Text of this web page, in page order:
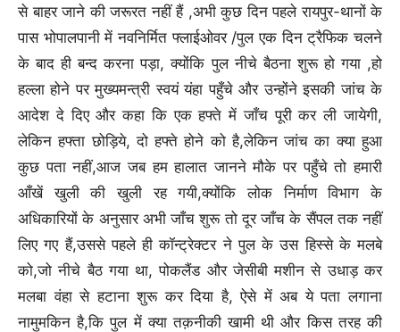
से बाहर जाने की जरूरत नहीं हैं ,अभी कुछ दिन पहले रायपुर-थानों के
पास भोपालपानी में नवनिर्मित फ्लाईओवर /पुल एक दिन ट्रैफिक चलने
के बाद ही बन्द करना पड़ा, क्योंकि पुल नीचे बैठना शुरू हो गया ,हो
हल्ला होने पर मुख्यमन्त्री स्वयं यंहा पहुँचे और उन्होंने इसकी जांच के
आदेश दे दिए और कहा कि एक हफ्ते में जाँच पूरी कर ली जायेगी,
लेकिन हफ्ता छोड़िये, दो हफ्ते होने को है,लेकिन जांच का क्या हुआ
कुछ पता नहीं,आज जब हम हालात जानने मौके पर पहुँचे तो हमारी
आँखें खुली की खुली रह गयी,क्योंकि लोक निर्माण विभाग के
अधिकारियों के अनुसार अभी जाँच शुरू तो दूर जाँच के सैंपल तक नहीं
लिए गए हैं,उससे पहले ही कॉन्ट्रेक्टर ने पुल के उस हिस्से के मलबे
को,जो नीचे बैठ गया था, पोकलैंड और जेसीबी मशीन से उधाड़ कर
मलबा वंहा से हटाना शुरू कर दिया है, ऐसे में अब ये पता लगाना
नामुमकिन है,कि पुल में क्या तक़नीकी खामी थी और किस तरह की